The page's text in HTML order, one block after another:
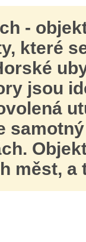
-
které
jsou
měst,